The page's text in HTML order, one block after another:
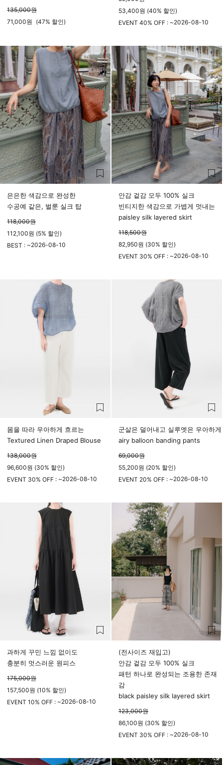
135,000원
71,000원 (47% 할인)
53,400원 (40% 할인)
EVENT 40% OFF : ~2026-08-10
은은한 색감으로 완성한
수공예 같은, 벌룬 실크 탑
118,000원
112,100원 (5% 할인)
BEST : ~2026-08-10
안감 겉감 모두 100% 실크
빈티지한 색감으로 가볍게 멋내는
paisley silk layered skirt
118,500원
82,950원 (30% 할인)
EVENT 30% OFF : ~2026-08-10
몸을 따라 우아하게 흐르는
Textured Linen Draped Blouse
138,000원
96,600원 (30% 할인)
EVENT 30% OFF : ~2026-08-10
군살은 덜어내고 실루엣은 우아하게
airy balloon banding pants
69,000원
55,200원 (20% 할인)
EVENT 20% OFF : ~2026-08-10
과하게 꾸민 느낌 없이도
충분히 멋스러운 원피스
175,000원
157,500원 (10% 할인)
EVENT 10% OFF : ~2026-08-10
(전사이즈 재입고)
안감 겉감 모두 100% 실크
패턴 하나로 완성되는 조용한 존재
감
black paisley silk layered skirt
123,000원
86,100원 (30% 할인)
EVENT 30% OFF : ~2026-08-10